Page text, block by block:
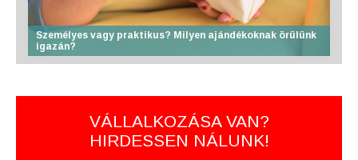
Személyes vagy praktikus? Milyen ajándékoknak örülünk
igazán?
VÁLLALKOZÁSA VAN?
HIRDESSEN NÁLUNK!